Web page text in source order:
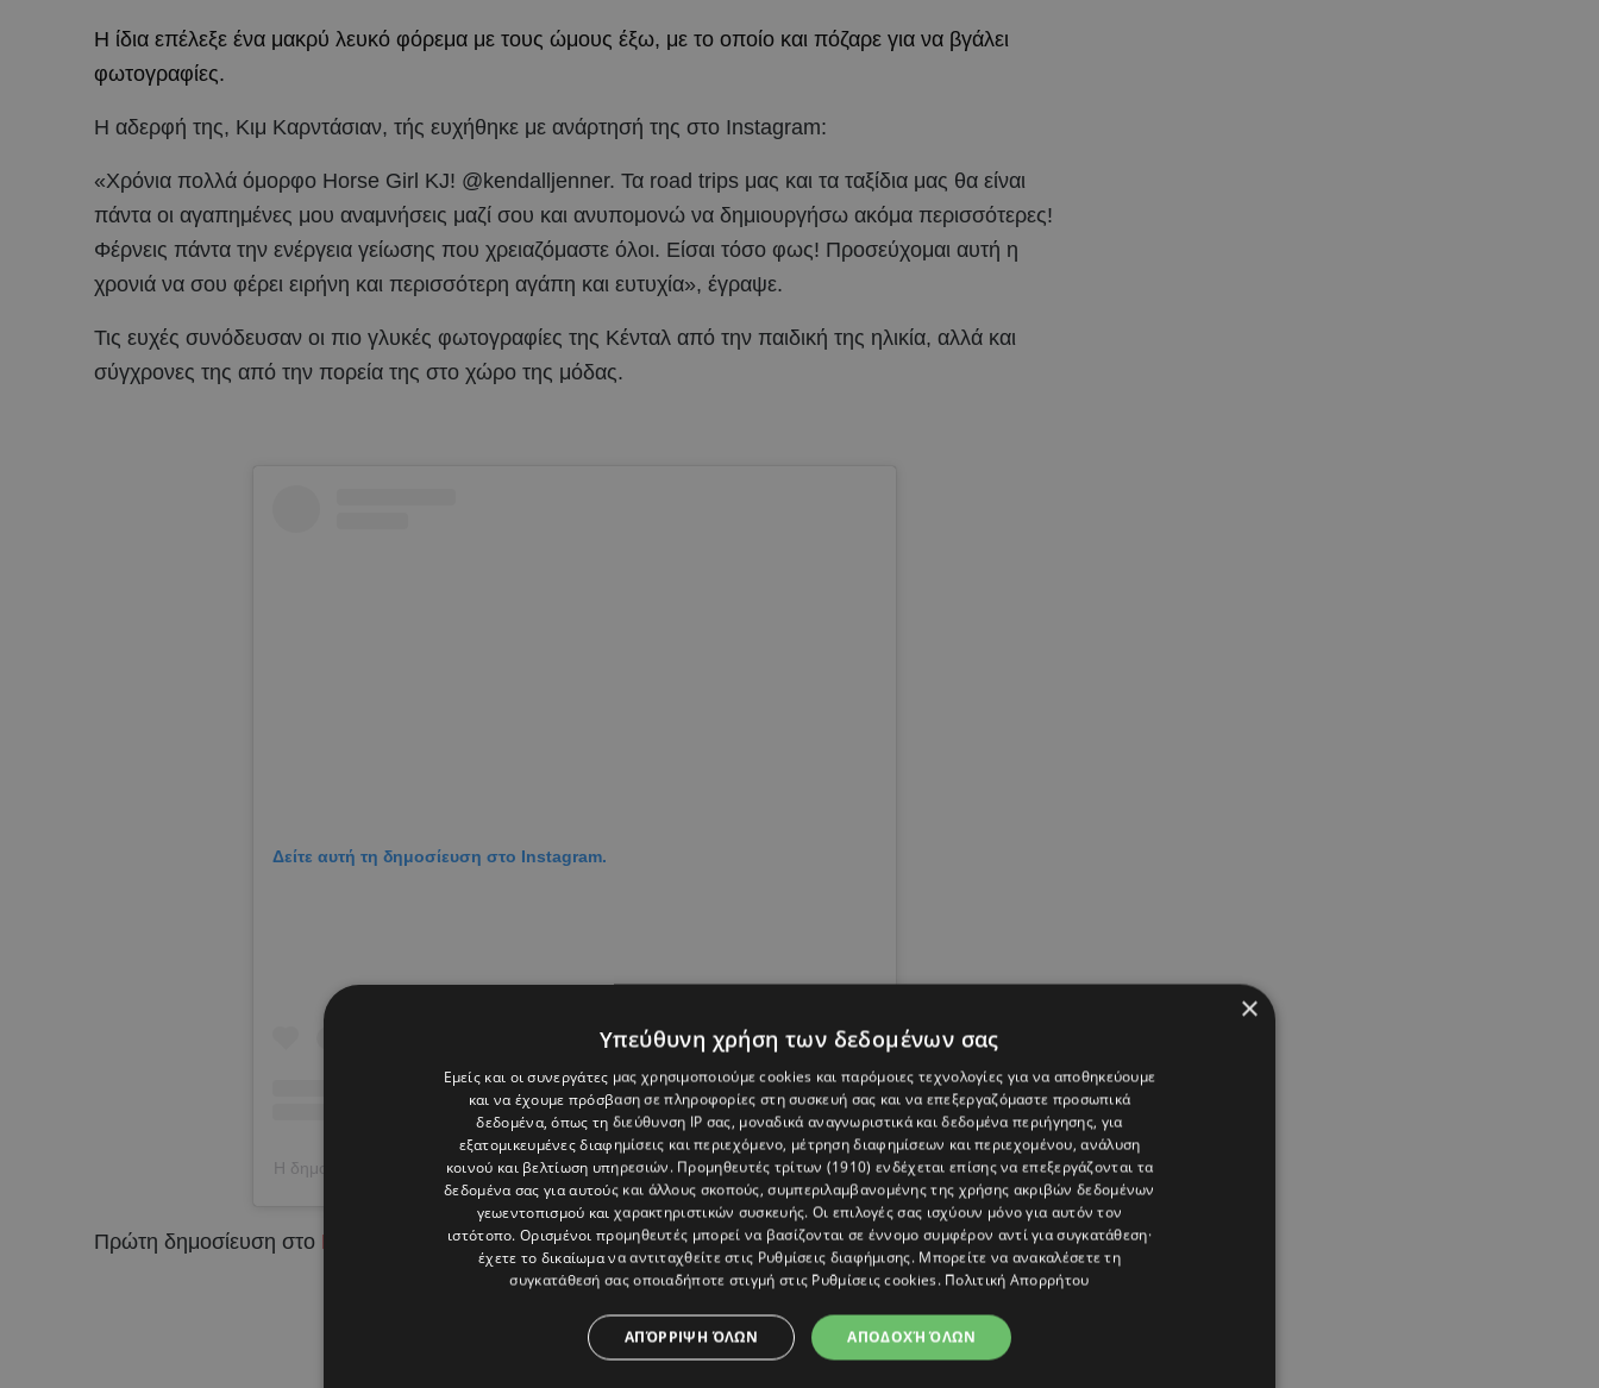
Η ίδια επέλεξε ένα μακρύ λευκό φόρεμα με τους ώμους έξω, με το οποίο και πόζαρε για να βγάλει
φωτογραφίες.
H αδερφή της, Κιμ Καρντάσιαν, τής ευχήθηκε με ανάρτησή της στο Instagram:
«Χρόνια πολλά όμορφο Horse Girl KJ! @kendalljenner. Τα road trips μας και τα ταξίδια μας θα είναι
πάντα οι αγαπημένες μου αναμνήσεις μαζί σου και ανυπομονώ να δημιουργήσω ακόμα περισσότερες!
Φέρνεις πάντα την ενέργεια γείωσης που χρειαζόμαστε όλοι. Είσαι τόσο φως! Προσεύχομαι αυτή η
χρονιά να σου φέρει ειρήνη και περισσότερη αγάπη και ευτυχία», έγραψε.
Τις ευχές συνόδευσαν οι πιο γλυκές φωτογραφίες της Κένταλ από την παιδική της ηλικία, αλλά και
σύγχρονες της από την πορεία της στο χώρο της μόδας.
Δείτε αυτή τη δημοσίευση στο Instagram.
Η δημοσίευση κοινοποιήθηκε από το χρήστη Kim Kardashian (@kimkardashian)
Πρώτη δημοσίευση στο Hello Magazine
×
Υπεύθυνη χρήση των δεδομένων σας
Εμείς και οι συνεργάτες μας χρησιμοποιούμε cookies και παρόμοιες τεχνολογίες για να αποθηκεύουμε
και να έχουμε πρόσβαση σε πληροφορίες στη συσκευή σας και να επεξεργαζόμαστε προσωπικά
δεδομένα, όπως τη διεύθυνση IP σας, μοναδικά αναγνωριστικά και δεδομένα περιήγησης, για
εξατομικευμένες διαφημίσεις και περιεχόμενο, μέτρηση διαφημίσεων και περιεχομένου, ανάλυση
κοινού και βελτίωση υπηρεσιών. Προμηθευτές τρίτων (1910) ενδέχεται επίσης να επεξεργάζονται τα
δεδομένα σας για αυτούς και άλλους σκοπούς, συμπεριλαμβανομένης της χρήσης ακριβών δεδομένων
γεωεντοπισμού και χαρακτηριστικών συσκευής. Οι επιλογές σας ισχύουν μόνο για αυτόν τον
ιστότοπο. Ορισμένοι προμηθευτές μπορεί να βασίζονται σε έννομο συμφέρον αντί για συγκατάθεση·
έχετε το δικαίωμα να αντιταχθείτε στις Ρυθμίσεις διαφήμισης. Μπορείτε να ανακαλέσετε τη
συγκατάθεσή σας οποιαδήποτε στιγμή στις Ρυθμίσεις cookies. Πολιτική Απορρήτου
ΑΠΟΔΟΧΉ ΌΛΩΝ
ΑΠΌΡΡΙΨΗ ΌΛΩΝ